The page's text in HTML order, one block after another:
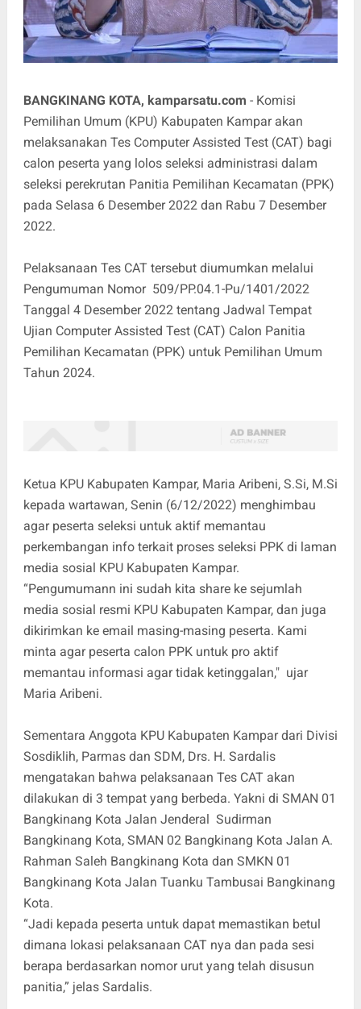
BANGKINANG KOTA, kamparsatu.com - Komisi
Pemilihan Umum (KPU) Kabupaten Kampar akan
melaksanakan Tes Computer Assisted Test (CAT) bagi
calon peserta yang lolos seleksi administrasi dalam
seleksi perekrutan Panitia Pemilihan Kecamatan (PPK)
pada Selasa 6 Desember 2022 dan Rabu 7 Desember
2022.
Pelaksanaan Tes CAT tersebut diumumkan melalui
Pengumuman Nomor 509/PP.04.1-Pu/1401/2022
Tanggal 4 Desember 2022 tentang Jadwal Tempat
Ujian Computer Assisted Test (CAT) Calon Panitia
Pemilihan Kecamatan (PPK) untuk Pemilihan Umum
Tahun 2024.
Ketua KPU Kabupaten Kampar, Maria Aribeni, S.Si, M.Si
kepada wartawan, Senin (6/12/2022) menghimbau
agar peserta seleksi untuk aktif memantau
perkembangan info terkait proses seleksi PPK di laman
media sosial KPU Kabupaten Kampar.
“Pengumumann ini sudah kita share ke sejumlah
media sosial resmi KPU Kabupaten Kampar, dan juga
dikirimkan ke email masing-masing peserta. Kami
minta agar peserta calon PPK untuk pro aktif
memantau informasi agar tidak ketinggalan," ujar
Maria Aribeni.
Sementara Anggota KPU Kabupaten Kampar dari Divisi
Sosdiklih, Parmas dan SDM, Drs. H. Sardalis
mengatakan bahwa pelaksanaan Tes CAT akan
dilakukan di 3 tempat yang berbeda. Yakni di SMAN 01
Bangkinang Kota Jalan Jenderal Sudirman
Bangkinang Kota, SMAN 02 Bangkinang Kota Jalan A.
Rahman Saleh Bangkinang Kota dan SMKN 01
Bangkinang Kota Jalan Tuanku Tambusai Bangkinang
Kota.
“Jadi kepada peserta untuk dapat memastikan betul
dimana lokasi pelaksanaan CAT nya dan pada sesi
berapa berdasarkan nomor urut yang telah disusun
panitia,” jelas Sardalis.